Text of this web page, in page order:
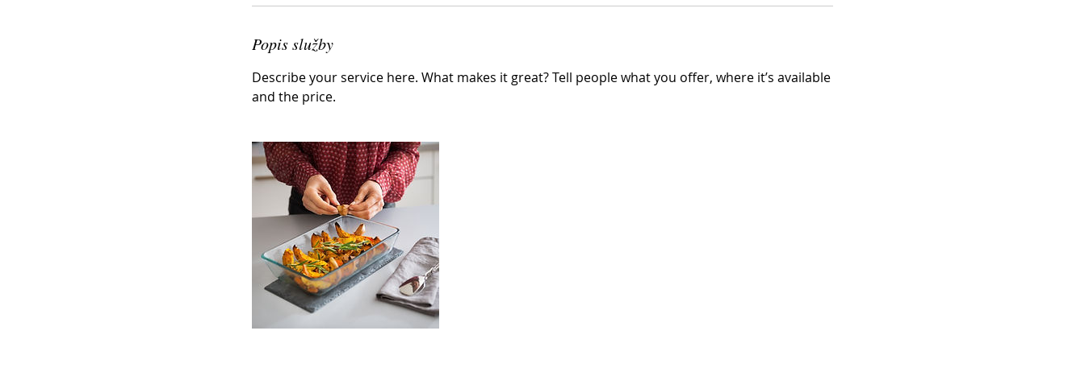
Popis služby
Describe your service here. What makes it great? Tell people what you offer, where it’s available
and the price.